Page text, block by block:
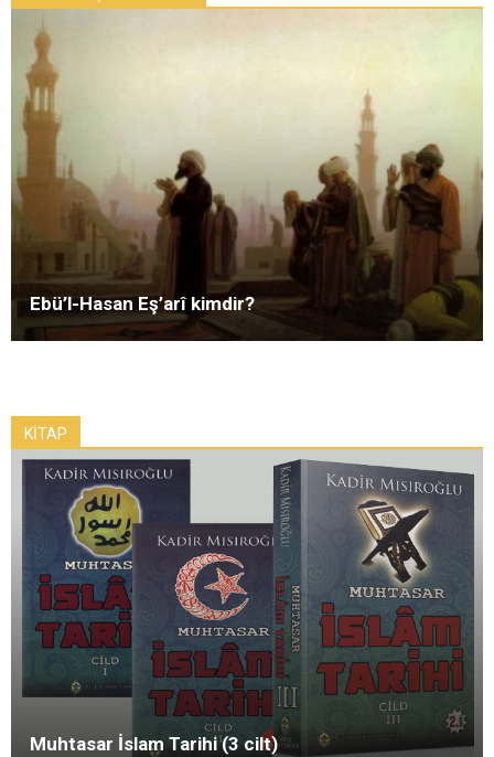
Ebü’l-Hasan Eş’arî kimdir?
KİTAP
Muhtasar İslam Tarihi (3 cilt)